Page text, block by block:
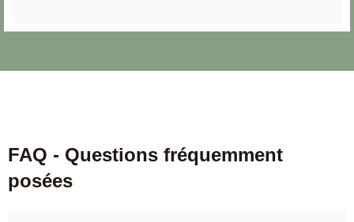
FAQ - Questions fréquemment
posées